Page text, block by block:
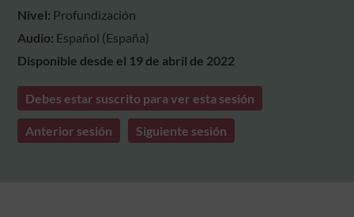
Nivel: Profundización
Audio: Español (España)
Disponible desde el 19 de abril de 2022
Debes estar suscrito para ver esta sesión
Anterior sesión Siguiente sesión